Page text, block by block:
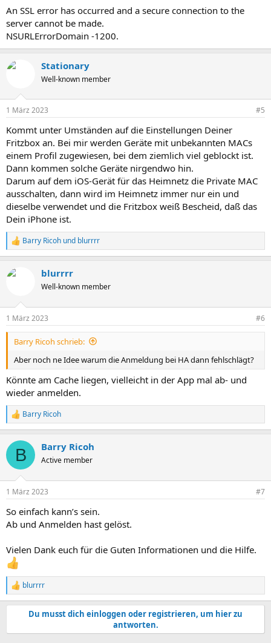
An SSL error has occurred and a secure connection to the
server cannot be made.
NSURLErrorDomain -1200.
Stationary
Well-known member
1 März 2023 #5
Kommt unter Umständen auf die Einstellungen Deiner
Fritzbox an. Bei mir werden Geräte mit unbekannten MACs
einem Profil zugewiesen, bei dem ziemlich viel geblockt ist.
Dann kommen solche Geräte nirgendwo hin.
Darum auf dem iOS-Gerät für das Heimnetz die Private MAC
ausschalten, dann wird im Heimnetz immer nur ein und
dieselbe verwendet und die Fritzbox weiß Bescheid, daß das
Dein iPhone ist.
R
e
k
e
n
Barry Ricoh und blurrrr
blurrrr
Well-known member
1 März 2023 #6
Barry Ricoh schrieb:
Aber noch ne Idee warum die Anmeldung bei HA dann fehlschlägt?
Könnte am Cache liegen, vielleicht in der App mal ab- und
wieder anmelden.
R
e
k
i
e
:
Barry Ricoh
B Barry Ricoh
Active member
1 März 2023 #7
So einfach kann’s sein.
Ab und Anmelden hast gelöst.
Vielen Dank euch für die Guten Informationen und die Hilfe.
R
e
a
i
blurrrr
Du musst dich einloggen oder registrieren, um hier zu
antworten.